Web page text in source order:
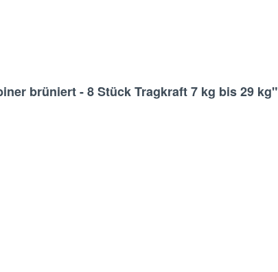
brüniert - 8 Stück Tragkraft 7 kg bis 29 kg"